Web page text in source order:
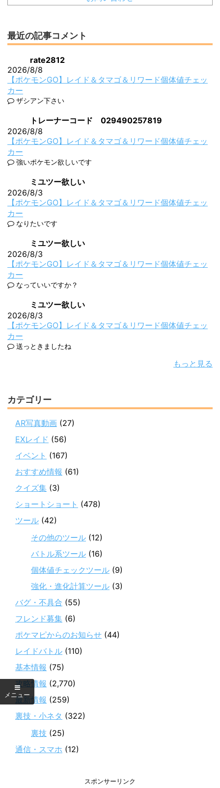
最近の記事コメント
rate2812
2026/8/8
【ポケモンGO】レイド＆タマゴ＆リワード個体値チェッ
カー
ザシアン下さい
トレーナーコード 029490257819
2026/8/8
【ポケモンGO】レイド＆タマゴ＆リワード個体値チェッ
カー
強いポケモン欲しいです
ミユツー欲しい
2026/8/3
【ポケモンGO】レイド＆タマゴ＆リワード個体値チェッ
カー
なりたいです
ミユツー欲しい
2026/8/3
【ポケモンGO】レイド＆タマゴ＆リワード個体値チェッ
カー
なっていいですか？
ミユツー欲しい
2026/8/3
【ポケモンGO】レイド＆タマゴ＆リワード個体値チェッ
カー
送っときましたね
もっと見る
カテゴリー
AR写真動画 (27)
EXレイド (56)
イベント (167)
おすすめ情報 (61)
クイズ集 (3)
ショートショート (478)
ツール (42)
その他のツール (12)
バトル系ツール (16)
個体値チェックツール (9)
強化・進化計算ツール (3)
バグ・不具合 (55)
フレンド募集 (6)
ポケマピからのお知らせ (44)
レイドバトル (110)
基本情報 (75)
攻略情報 (2,770)
最新情報 (259)
裏技・小ネタ (322)
裏技 (25)
通信・スマホ (12)
スポンサーリンク